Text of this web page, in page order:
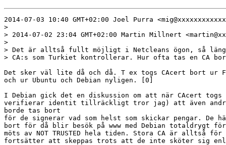
2014-07-03 10:40 GMT+02:00 Joel Purra
>
> 2014-07-02 23:04 GMT+02:00 Martin Millnert
>
> Det är alltså fullt möjligt i Netcleans ögon, så länge
> CA:s som Turkiet kontrollerar. Hur ofta tas en CA
Det sker väl lite då och då. T ex togs CAcert bort ur
och ur Ubuntu och Debian nyligen. [0]
I Debian gick det en diskussion om att när CAcert
verifierar identit tillräckligt tror jag) att även andra
borde tas bort
för de signerar vad som helst som skickar pengar. De
bort för då blir besök på www med Debian totaldrygt för
möts av NOT TRUSTED hela tiden. Stora CA är alltså
fortsätter att skeppas trots att de inte sköter sig